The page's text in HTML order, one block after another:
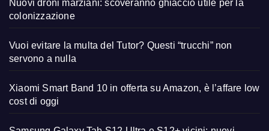
Nuovi droni marziani: scoveranno ghiaccio utile per la
colonizzazione
Vuoi evitare la multa del Tutor? Questi “trucchi” non
servono a nulla
Xiaomi Smart Band 10 in offerta su Amazon, è l’affare low
cost di oggi